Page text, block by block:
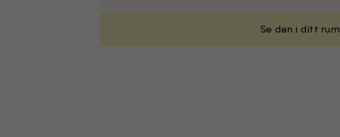
Se den i ditt rum